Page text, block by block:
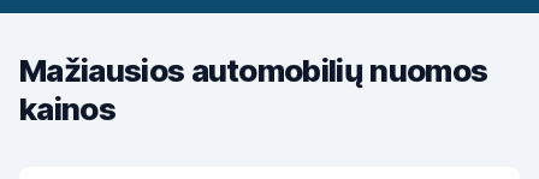
Mažiausios automobilių nuomos
kainos